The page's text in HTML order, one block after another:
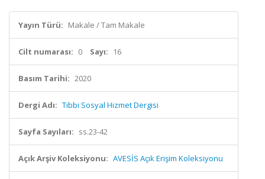
Yayın Türü: Makale / Tam Makale
Cilt numarası: 0 Sayı: 16
Basım Tarihi: 2020
Dergi Adı: Tıbbi Sosyal Hizmet Dergisi
Sayfa Sayıları: ss.23-42
Açık Arşiv Koleksiyonu: AVESİS Açık Erişim Koleksiyonu